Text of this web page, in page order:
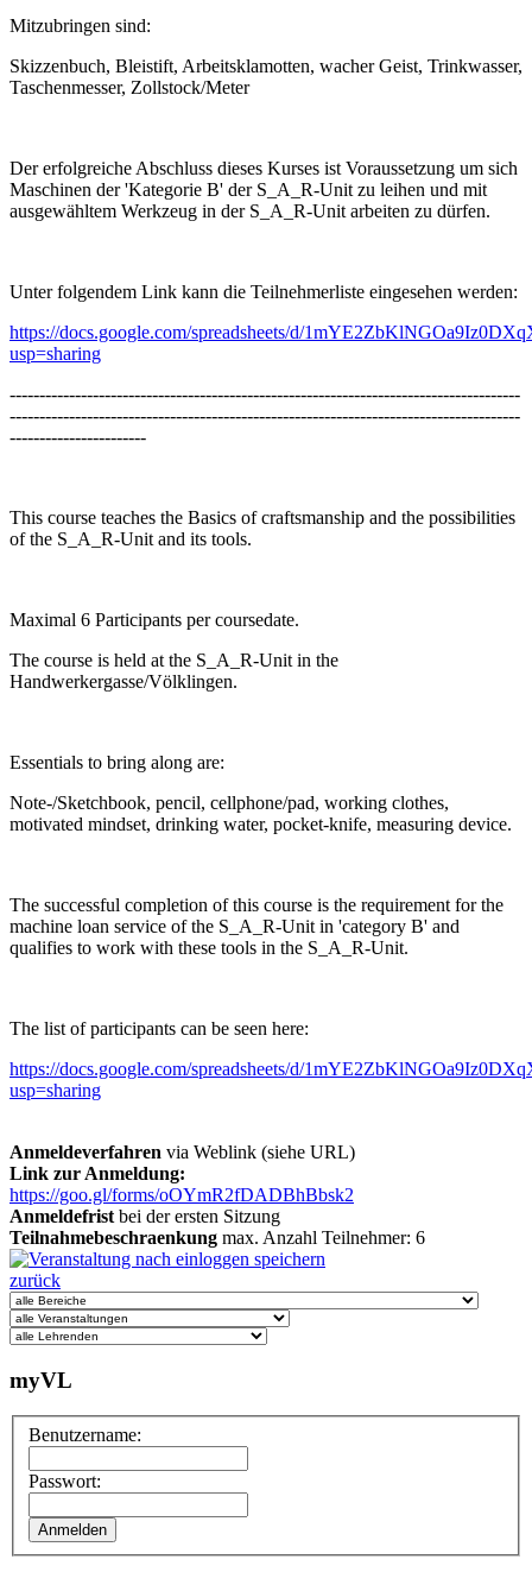
Mitzubringen sind:
Skizzenbuch, Bleistift, Arbeitsklamotten, wacher Geist, Trinkwasser,
Taschenmesser, Zollstock/Meter
Der erfolgreiche Abschluss dieses Kurses ist Voraussetzung um sich
Maschinen der 'Kategorie B' der S_A_R-Unit zu leihen und mit
ausgewähltem Werkzeug in der S_A_R-Unit arbeiten zu dürfen.
Unter folgendem Link kann die Teilnehmerliste eingesehen werden:
https://docs.google.com/spreadsheets/d/
usp=sharing
--------------------------------------------------------------------------------------
--------------------------------------------------------------------------------------
-----------------------
This course teaches the Basics of craftsmanship and the possibilities
of the S_A_R-Unit and its tools.
Maximal 6 Participants per coursedate.
The course is held at the S_A_R-Unit in the
Handwerkergasse/Völklingen.
Essentials to bring along are:
Note-/Sketchbook, pencil, cellphone/pad, working clothes,
motivated mindset, drinking water, pocket-knife, measuring device.
The successful completion of this course is the requirement for the
machine loan service of the S_A_R-Unit in 'category B' and
qualifies to work with these tools in the S_A_R-Unit.
The list of participants can be seen here:
https://docs.google.com/spreadsheets/d/
usp=sharing
Anmeldeverfahren via Weblink (siehe URL)
Link zur Anmeldung:
https://goo.gl/forms/oOYmR2fDADBhBbsk2
Anmeldefrist bei der ersten Sitzung
Teilnahmebeschraenkung max. Anzahl Teilnehmer: 6
zurück
myVL
Benutzername:
Passwort: